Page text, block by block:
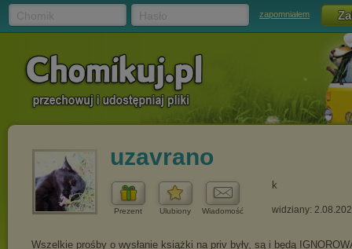
zapomniałem
uzavrano
Prezent Ulubiony Wiadomość
k
widziany: